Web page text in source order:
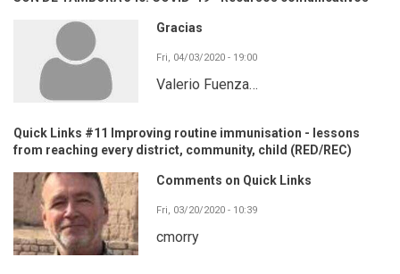
Gracias
Fri, 04/03/2020 - 19:00
Valerio Fuenza…
Quick Links #11 Improving routine immunisation - lessons
from reaching every district, community, child (RED/REC)
Comments on Quick Links
Fri, 03/20/2020 - 10:39
cmorry